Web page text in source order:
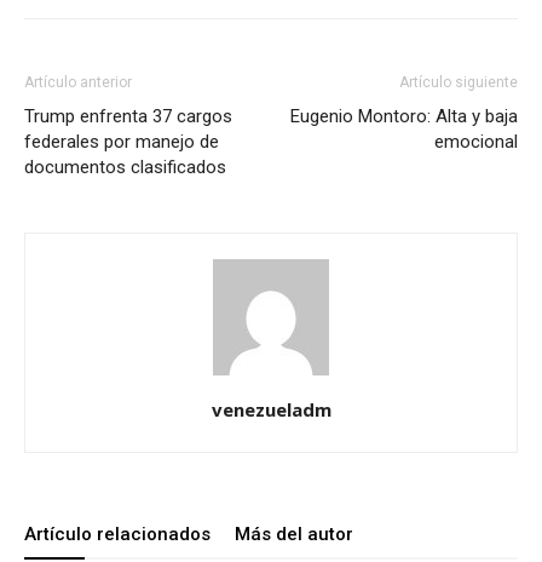
Artículo anterior
Trump enfrenta 37 cargos
federales por manejo de
documentos clasificados
Artículo siguiente
Eugenio Montoro: Alta y baja
emocional
venezueladm
Artículo relacionados Más del autor